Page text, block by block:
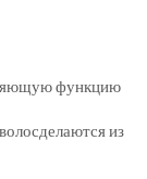
функцию
из